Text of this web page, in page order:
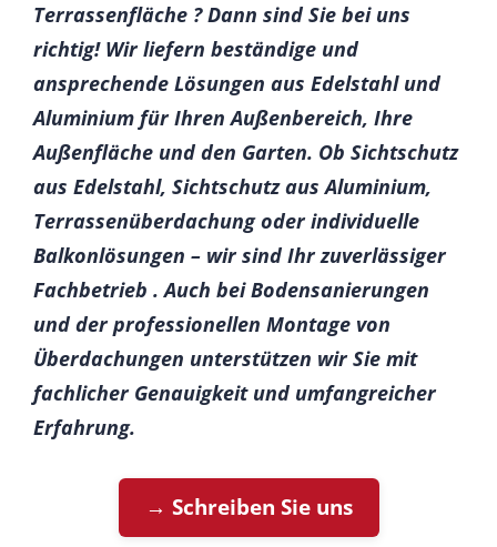
Terrassenfläche ? Dann sind Sie bei uns
richtig! Wir liefern beständige und
ansprechende Lösungen aus Edelstahl und
Aluminium für Ihren Außenbereich, Ihre
Außenfläche und den Garten. Ob Sichtschutz
aus Edelstahl, Sichtschutz aus Aluminium,
Terrassenüberdachung oder individuelle
Balkonlösungen – wir sind Ihr zuverlässiger
Fachbetrieb . Auch bei Bodensanierungen
und der professionellen Montage von
Überdachungen unterstützen wir Sie mit
fachlicher Genauigkeit und umfangreicher
Erfahrung.
→ Schreiben Sie uns